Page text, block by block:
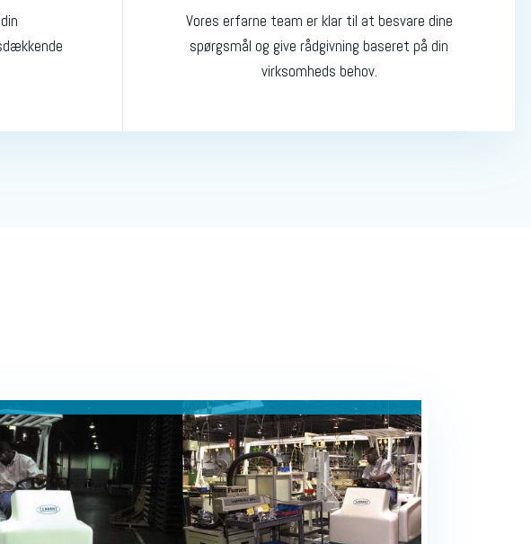
Vores erfarne team er klar til at besvare dine
spørgsmål og give rådgivning baseret på din
virksomheds behov.